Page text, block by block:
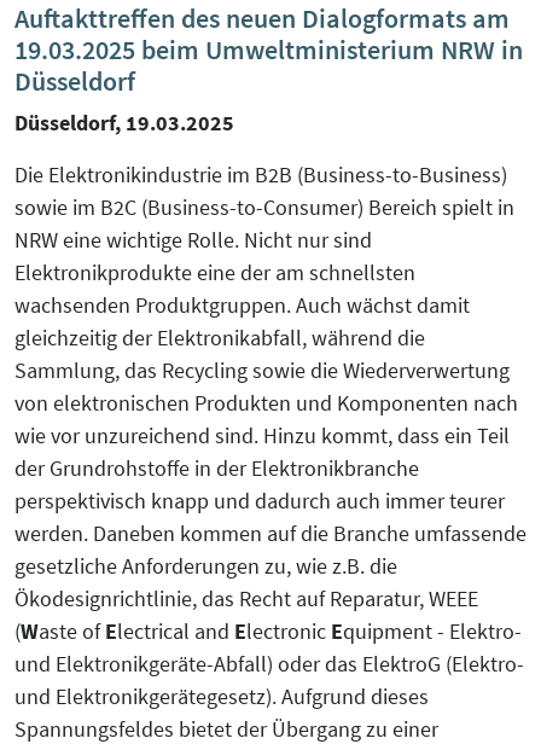
Auftakttreffen des neuen Dialogformats am
19.03.2025 beim Umweltministerium NRW in
Düsseldorf
Düsseldorf, 19.03.2025
Die Elektronikindustrie im B2B (Business-to-Business)
sowie im B2C (Business-to-Consumer) Bereich spielt in
NRW eine wichtige Rolle. Nicht nur sind
Elektronikprodukte eine der am schnellsten
wachsenden Produktgruppen. Auch wächst damit
gleichzeitig der Elektronikabfall, während die
Sammlung, das Recycling sowie die Wiederverwertung
von elektronischen Produkten und Komponenten nach
wie vor unzureichend sind. Hinzu kommt, dass ein Teil
der Grundrohstoffe in der Elektronikbranche
perspektivisch knapp und dadurch auch immer teurer
werden. Daneben kommen auf die Branche umfassende
gesetzliche Anforderungen zu, wie z.B. die
Ökodesignrichtlinie, das Recht auf Reparatur, WEEE
(Waste ofElectrical and Electronic Equipment - Elektro-
und Elektronikgeräte-Abfall) oder das ElektroG (Elektro-
und Elektronikgerätegesetz). Aufgrund dieses
Spannungsfeldes bietet der Übergang zu einer
HeatTransPlan
KMU.kompetent.sicher
KreisEL
SchuBS® - Schule und Betrieb am
Samstag
5G4Industry (ausgelaufen)
DeSiRe-NG (ausgelaufen)
DualStrat (ausgelaufen)
KoTeBi (ausgelaufen)
progressivKI (ausgelaufen)
Erfahrungsaustausch „Nachhaltigkeit und
Zirkularität gestalten“
Orientierungsgespräch
Kreislaufwirtschaft-Frugale Innovation-
Regeneratives Wirtschaften
Peer Group zur EU Taxonomie
Verordnung mit Unternehmen und
Finanzakteuren aus OWL
Social-Media-Sprechtage
Website-Check OWL